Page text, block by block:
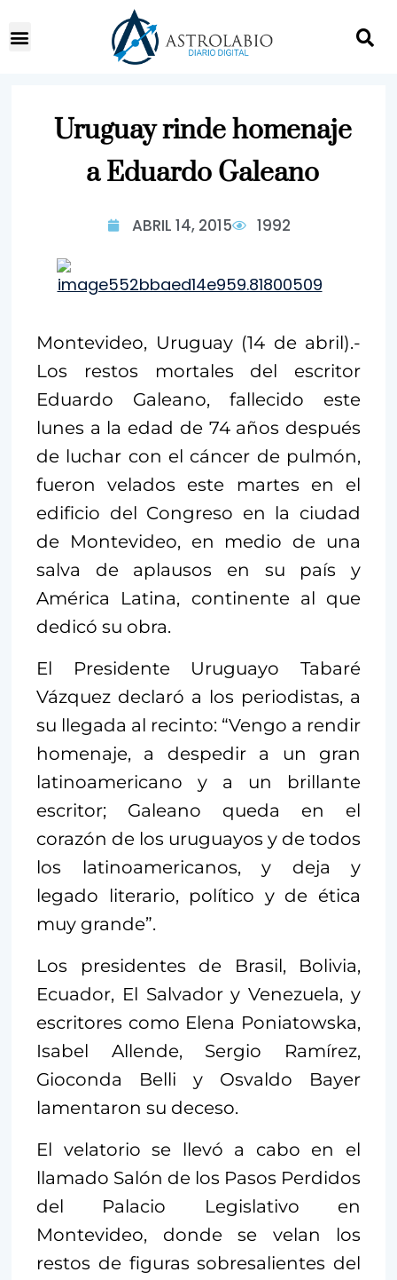
Uruguay rinde homenaje
a Eduardo Galeano
ABRIL 14, 2015 1992
Montevideo, Uruguay (14 de abril).-
Los restos mortales del escritor
Eduardo Galeano, fallecido este
lunes a la edad de 74 años después
de luchar con el cáncer de pulmón,
fueron velados este martes en el
edificio del Congreso en la ciudad
de Montevideo, en medio de una
salva de aplausos en su país y
América Latina, continente al que
dedicó su obra.
El Presidente Uruguayo Tabaré
Vázquez declaró a los periodistas, a
su llegada al recinto: “Vengo a rendir
homenaje, a despedir a un gran
latinoamericano y a un brillante
escritor; Galeano queda en el
corazón de los uruguayos y de todos
los latinoamericanos, y deja y
legado literario, político y de ética
muy grande”.
Los presidentes de Brasil, Bolivia,
Ecuador, El Salvador y Venezuela, y
escritores como Elena Poniatowska,
Isabel Allende, Sergio Ramírez,
Gioconda Belli y Osvaldo Bayer
lamentaron su deceso.
El velatorio se llevó a cabo en el
llamado Salón de los Pasos Perdidos
del Palacio Legislativo en
Montevideo, donde se velan los
restos de figuras sobresalientes del